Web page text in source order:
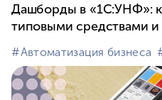
Дашборды в «1С:УНФ»:
типовыми средствами
#⁣Автоматизация бизнеса